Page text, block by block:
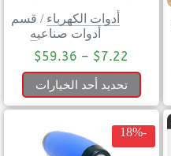
أدوات الكهرباء / قسم
أدوات صناعيه
$7.22
–
$59.36
تحديد أحد الخيارات
-18%